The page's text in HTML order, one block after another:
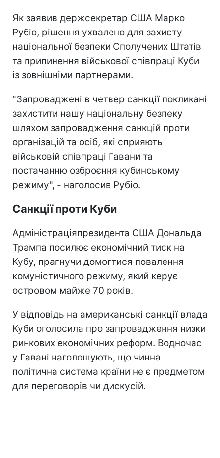
Як заявив держсекретар США Марко
Рубіо, рішення ухвалено для захисту
національної безпеки Сполучених Штатів
та припинення військової співпраці Куби
із зовнішніми партнерами.
"Запроваджені в четвер санкції покликані
захистити нашу національну безпеку
шляхом запровадження санкцій проти
організацій та осіб, які сприяють
військовій співпраці Гавани та
постачанню озброєння кубинському
режиму", - наголосив Рубіо.
Санкції проти Куби
Адміністраціяпрезидента США Дональда
Трампа посилює економічний тиск на
Кубу, прагнучи домогтися повалення
комуністичного режиму, який керує
островом майже 70 років.
У відповідь на американські санкції влада
Куби оголосила про запровадження низки
ринкових економічних реформ. Водночас
у Гавані наголошують, що чинна
політична система країни не є предметом
для переговорів чи дискусій.